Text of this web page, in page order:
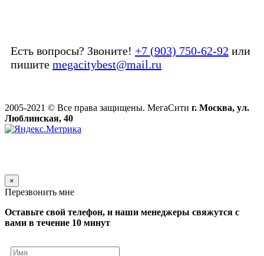
Есть вопросы? Звоните! +7 (903) 750-62-92 или
пишите megacitybest@mail.ru
2005-2021 © Все права защищены. МегаСити г. Москва, ул.
Люблинская, 40
×
Перезвонить мне
Оставьте свой телефон, и наши менеджеры свяжутся с
вами в течение 10 минут